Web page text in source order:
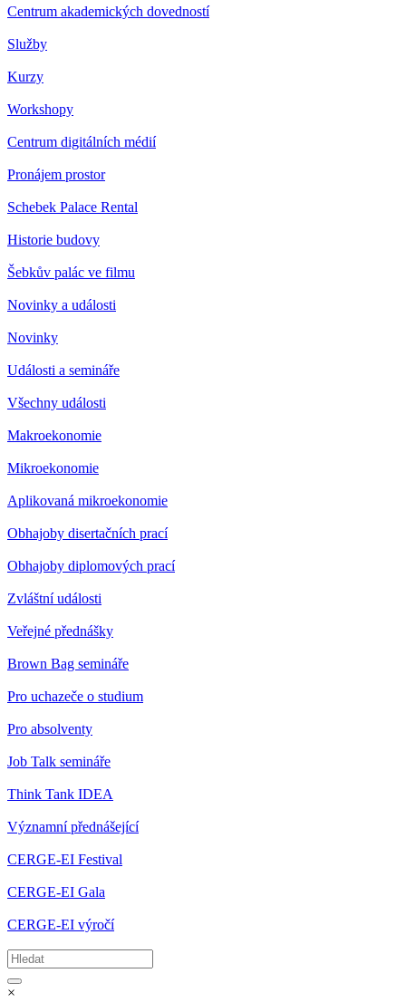
Centrum akademických dovedností
Služby
Kurzy
Workshopy
Centrum digitálních médií
Pronájem prostor
Schebek Palace Rental
Historie budovy
Šebkův palác ve filmu
Novinky a události
Novinky
Události a semináře
Všechny události
Makroekonomie
Mikroekonomie
Aplikovaná mikroekonomie
Obhajoby disertačních prací
Obhajoby diplomových prací
Zvláštní události
Veřejné přednášky
Brown Bag semináře
Pro uchazeče o studium
Pro absolventy
Job Talk semináře
Think Tank IDEA
Významní přednášející
CERGE-EI Festival
CERGE-EI Gala
CERGE-EI výročí
×